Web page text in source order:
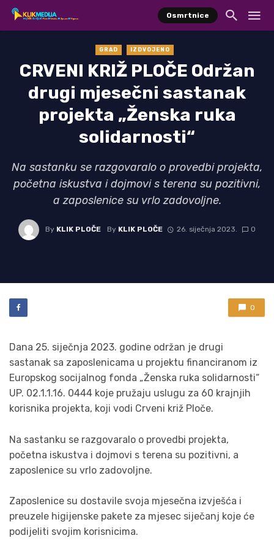
Osmrtnice
GRAD IZDVOJENO
CRVENI KRIŽ PLOČE Održan
drugi mjesečni sastanak
projekta „Ženska ruka
solidarnosti“
Na sastanku se razgovaralo o provedbi projekta,
početna iskustva i dojmovi s terena su pozitivni,
a zaposlenice su vrlo zadovoljne.
By KLIK PLOČE By KLIK PLOČE 26. siječnja 2023. 0
0
Dana 25. siječnja 2023. godine održan je drugi
sastanak sa zaposlenicama u projektu financiranom iz
Europskog socijalnog fonda „Ženska ruka solidarnosti“
UP. 02.1.1.16. 0444 koje pružaju uslugu za 60 krajnjih
korisnika projekta, koji vodi Crveni križ Ploče.
Na sastanku se razgovaralo o provedbi projekta,
početna iskustva i dojmovi s terena su pozitivni, a
zaposlenice su vrlo zadovoljne.
Zaposlenice su dostavile svoja mjesečna izvješća i
preuzele higijenske pakete za mjesec siječanj koje će
podijeliti svojim korisnicima.